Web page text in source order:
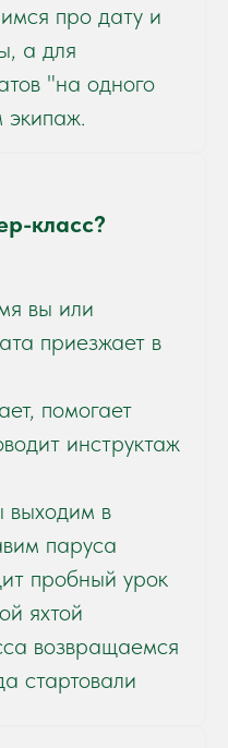
про дату и
а для
"на одного
экипаж.
класс?
вы или
приезжает в
помогает
инструктаж
выходим в
паруса
пробный урок
яхтой
возвращаемся
стартовали